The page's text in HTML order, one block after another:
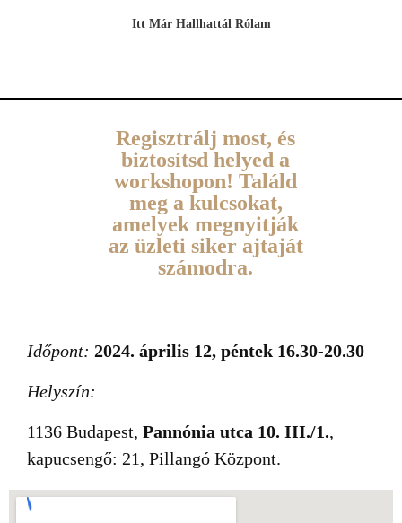
Itt Már Hallhattál Rólam
Regisztrálj most, és
biztosítsd helyed a
workshopon! Találd
meg a kulcsokat,
amelyek megnyitják
az üzleti siker ajtaját
számodra.
Időpont: 2024. április 12, péntek 16.30-20.30
Helyszín:
1136 Budapest, Pannónia utca 10. III./1.,
kapucsengő: 21, Pillangó Központ.